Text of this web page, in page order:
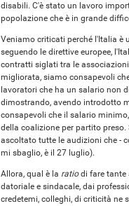
disabili. C'è stato un lavoro
popolazione che è in grande
Veniamo criticati perché l'Italia è
seguendo le direttive europee,
contratti siglati tra le
migliorata, siamo consapevoli
lavoratori che ha un salario non
dimostrando, avendo introdotto
consapevoli che il salario
della coalizione per partito
ascoltato tutte le audizioni che -
mi sbaglio, è il 27 luglio).
Allora, qual è la ratiodi fare tante
datoriale e sindacale, dai
credetemi, colleghi, di criticità ne